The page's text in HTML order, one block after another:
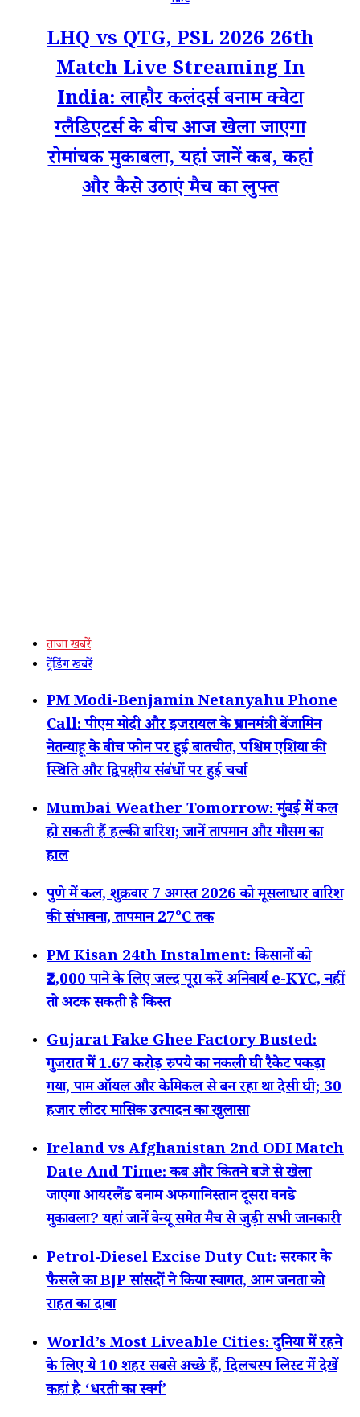
LHQ vs QTG, PSL 2026 26th
Match Live Streaming In
India: लाहौर कलंदर्स बनाम क्वेटा
ग्लैडिएटर्स के बीच आज खेला जाएगा
रोमांचक मुकाबला, यहां जानें कब, कहां
और कैसे उठाएं मैच का लुफ्त
ताजा खबरें
ट्रेंडिंग खबरें
PM Modi-Benjamin Netanyahu Phone
Call: पीएम मोदी और इजरायल के प्रधानमंत्री बेंजामिन
नेतन्याहू के बीच फोन पर हुई बातचीत, पश्चिम एशिया की
स्थिति और द्विपक्षीय संबंधों पर हुई चर्चा
Mumbai Weather Tomorrow: मुंबई में कल
हो सकती हैं हल्की बारिश; जानें तापमान और मौसम का
हाल
पुणे में कल, शुक्रवार 7 अगस्त 2026 को मूसलाधार बारिश
की संभावना, तापमान 27°C तक
PM Kisan 24th Instalment: किसानों को
₹2,000 पाने के लिए जल्द पूरा करें अनिवार्य e-KYC, नहीं
तो अटक सकती है किस्त
Gujarat Fake Ghee Factory Busted:
गुजरात में 1.67 करोड़ रुपये का नकली घी रैकेट पकड़ा
गया, पाम ऑयल और केमिकल से बन रहा था देसी घी; 30
हजार लीटर मासिक उत्पादन का खुलासा
Ireland vs Afghanistan 2nd ODI Match
Date And Time: कब और कितने बजे से खेला
जाएगा आयरलैंड बनाम अफगानिस्तान दूसरा वनडे
मुकाबला? यहां जानें वेन्यू समेत मैच से जुड़ी सभी जानकारी
Petrol-Diesel Excise Duty Cut: सरकार के
फैसले का BJP सांसदों ने किया स्वागत, आम जनता को
राहत का दावा
World’s Most Liveable Cities: दुनिया में रहने
के लिए ये 10 शहर सबसे अच्छे हैं, दिलचस्प लिस्ट में देखें
कहां है ‘धरती का स्वर्ग’